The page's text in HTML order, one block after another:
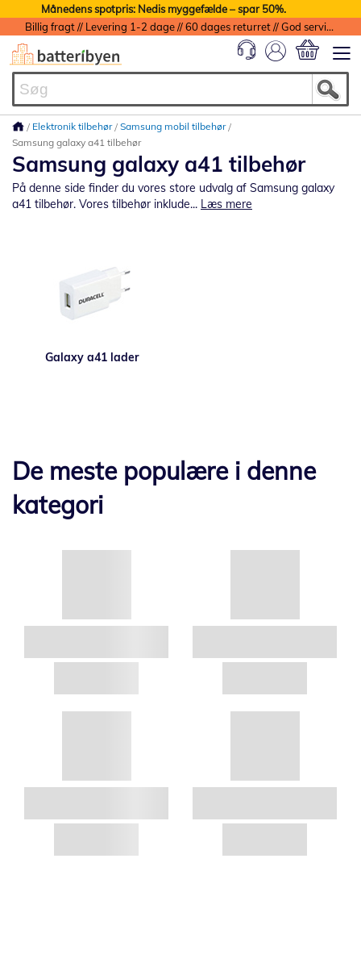
Månedens spotpris: Nedis myggefælde – spar 50%.
Billig fragt // Levering 1-2 dage // 60 dages returret // God service med garanti
Elektronik tilbehør Samsung mobil tilbehør
Samsung galaxy a41 tilbehør
Samsung galaxy a41 tilbehør
På denne side finder du vores store udvalg af Samsung galaxy
a41 tilbehør. Vores tilbehør inklude... Læs mere
Galaxy a41 lader
De meste populære i denne
kategori